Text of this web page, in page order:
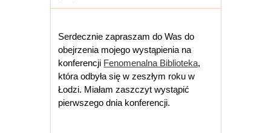
Serdecznie zapraszam do Was do
obejrzenia mojego wystąpienia na
konferencji Fenomenalna Biblioteka,
która odbyła się w zeszłym roku w
Łodzi. Miałam zaszczyt wystąpić
pierwszego dnia konferencji.